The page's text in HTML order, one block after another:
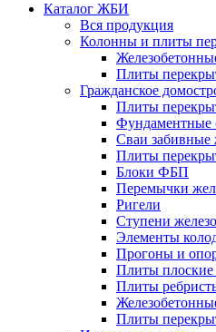
Каталог ЖБИ
Вся продукция
Колонны и плиты
Плиты
Гражданское
Плиты
Сваи забивные
Плиты
Блоки ФБП
Перемычки
Ригели
Ступени
Элементы
Прогоны и
Плиты
Плиты
Плиты